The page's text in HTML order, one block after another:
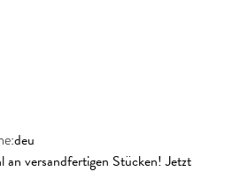
deu
an versandfertigen Stücken! Jetzt